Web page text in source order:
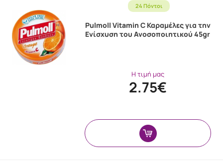
24 Πόντοι
Pulmoll Vitamin C Καραμέλες για την
Ενίσχυση του Ανοσοποιητικού 45gr
Η τιμή μας
2.75€